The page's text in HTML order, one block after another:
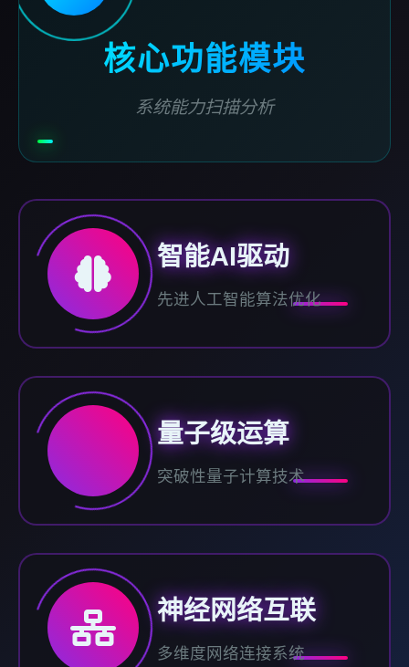
核心功能模块
系统能力扫描分析
智能AI驱动
先进人工智能算法优化
量子级运算
突破性量子计算技术
神经网络互联
多维度网络连接系统